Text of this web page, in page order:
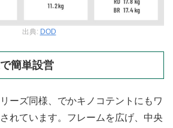
出典: DOD
簡単設営
ーズ同様、でかキノコテントにもワ
れています。フレームを広げ、中央